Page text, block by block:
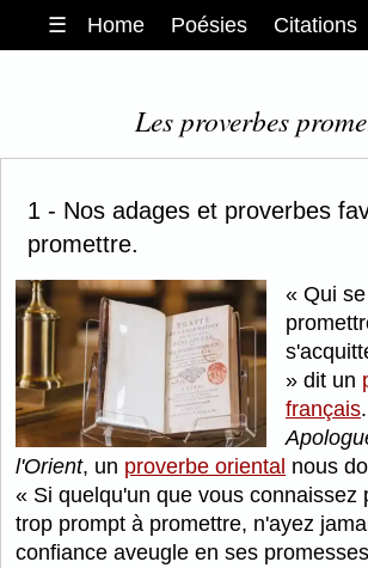
☰ Home Poésies Citations
Les proverbes
1 - Nos adages et proverbes
promettre.
Qui
dit un
français
l'Orient, un proverbe oriental nous
Si quelqu'un que vous connaissez
trop prompt à promettre, n'ayez
confiance aveugle en ses